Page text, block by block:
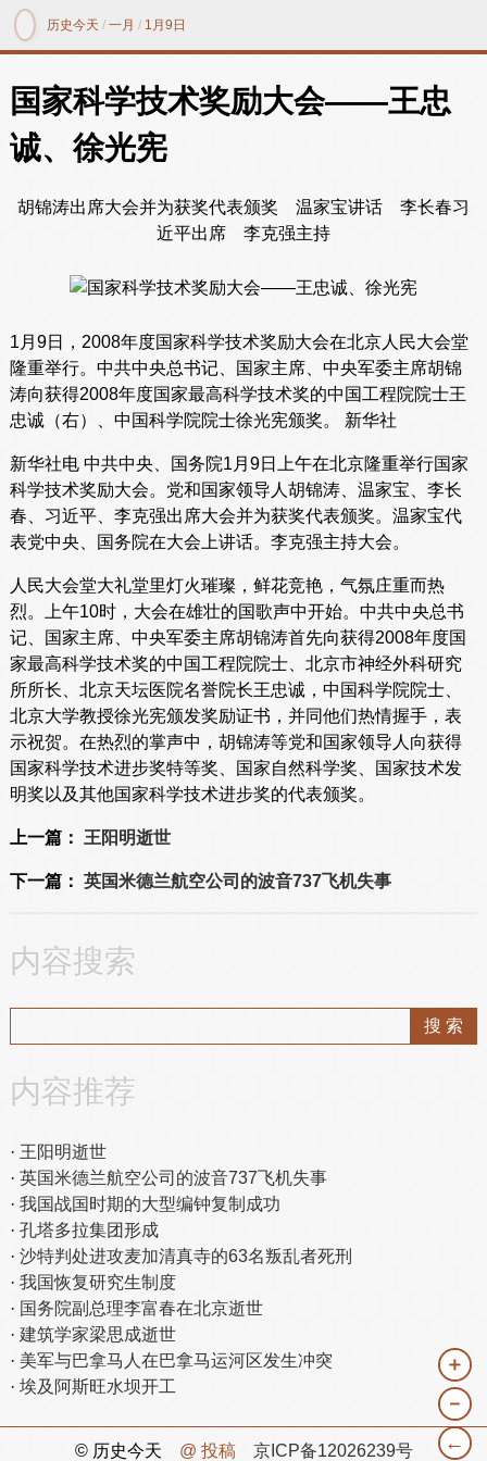
历史今天 /一月 / 1月9日
国家科学技术奖励大会——王忠
诚、徐光宪
胡锦涛出席大会并为获奖代表颁奖 温家宝讲话 李长春习
近平出席 李克强主持
1月9日，2008年度国家科学技术奖励大会在北京人民大会堂
隆重举行。中共中央总书记、国家主席、中央军委主席胡锦
涛向获得2008年度国家最高科学技术奖的中国工程院院士王
忠诚（右）、中国科学院院士徐光宪颁奖。 新华社
新华社电 中共中央、国务院1月9日上午在北京隆重举行国家
科学技术奖励大会。党和国家领导人胡锦涛、温家宝、李长
春、习近平、李克强出席大会并为获奖代表颁奖。温家宝代
表党中央、国务院在大会上讲话。李克强主持大会。
人民大会堂大礼堂里灯火璀璨，鲜花竞艳，气氛庄重而热
烈。上午10时，大会在雄壮的国歌声中开始。中共中央总书
记、国家主席、中央军委主席胡锦涛首先向获得2008年度国
家最高科学技术奖的中国工程院院士、北京市神经外科研究
所所长、北京天坛医院名誉院长王忠诚，中国科学院院士、
北京大学教授徐光宪颁发奖励证书，并同他们热情握手，表
示祝贺。在热烈的掌声中，胡锦涛等党和国家领导人向获得
国家科学技术进步奖特等奖、国家自然科学奖、国家技术发
明奖以及其他国家科学技术进步奖的代表颁奖。
上一篇： 王阳明逝世
下一篇： 英国米德兰航空公司的波音737飞机失事
内容搜索
内容推荐
王阳明逝世
英国米德兰航空公司的波音737飞机失事
我国战国时期的大型编钟复制成功
孔塔多拉集团形成
沙特判处进攻麦加清真寺的63名叛乱者死刑
我国恢复研究生制度
国务院副总理李富春在北京逝世
建筑学家梁思成逝世
美军与巴拿马人在巴拿马运河区发生冲突
埃及阿斯旺水坝开工
＋
－
←
© 历史今天 @ 投稿 京ICP备12026239号